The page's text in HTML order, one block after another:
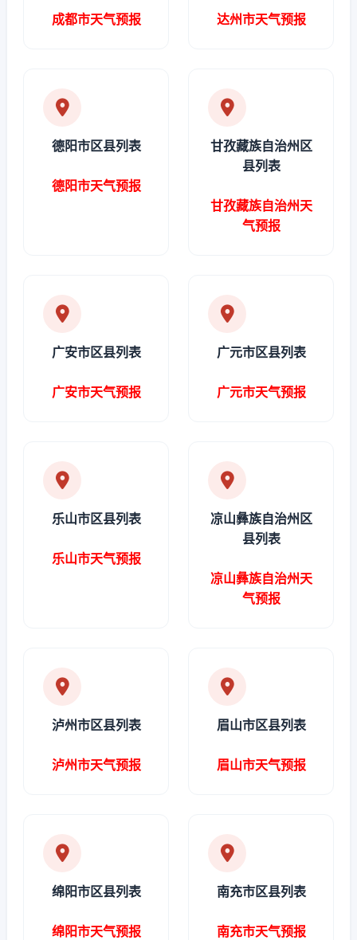
成都市天气预报 达州市天气预报
德阳市区县列表
德阳市天气预报
甘孜藏族自治州区
县列表
甘孜藏族自治州天
气预报
广安市区县列表
广安市天气预报
广元市区县列表
广元市天气预报
乐山市区县列表
乐山市天气预报
凉山彝族自治州区
县列表
凉山彝族自治州天
气预报
泸州市区县列表
泸州市天气预报
眉山市区县列表
眉山市天气预报
绵阳市区县列表
绵阳市天气预报
南充市区县列表
南充市天气预报